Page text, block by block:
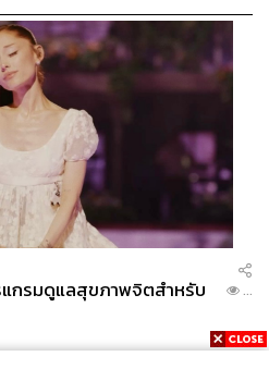
กรมดูแลสุขภาพจิตสำหรับ
...